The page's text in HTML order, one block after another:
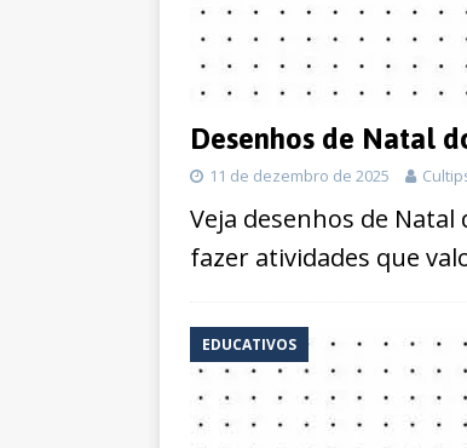
Desenhos de Natal
11 de dezembro de 2025
Veja desenhos de
fazer atividades que
EDUCATIVOS